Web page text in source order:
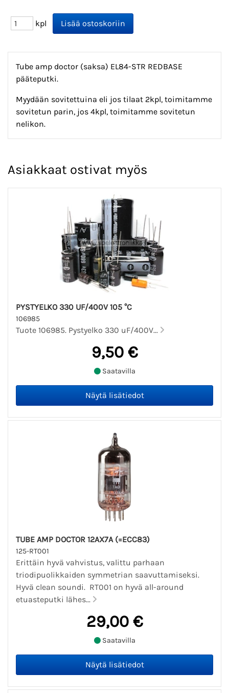
kpl
Tube amp doctor (saksa) EL84-STR REDBASE
pääteputki.
Myydään sovitettuina eli jos tilaat 2kpl, toimitamme
sovitetun parin, jos 4kpl, toimitamme sovitetun
nelikon.
Asiakkaat ostivat myös
PYSTYELKO 330 UF/400V 105 °C
106985
Tuote 106985. Pystyelko 330 uF/400V...
9,50 €
Saatavilla
TUBE AMP DOCTOR 12AX7A (=ECC83)
125-RT001
Erittäin hyvä vahvistus, valittu parhaan
triodipuolikkaiden symmetrian saavuttamiseksi.
Hyvä clean soundi. RT001 on hyvä all-around
etuasteputki lähes...
29,00 €
Saatavilla